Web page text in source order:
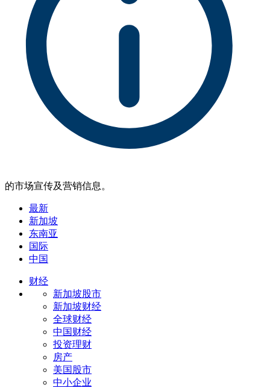
的市场宣传及营销信息。
最新
新加坡
东南亚
国际
中国
财经
新加坡股市
新加坡财经
全球财经
中国财经
投资理财
房产
美国股市
中小企业